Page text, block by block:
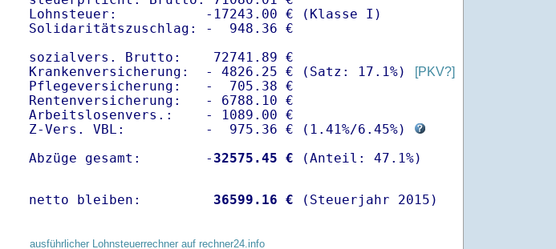
Lohnsteuer:           -17243.00 € (Klasse I)
Solidaritätszuschlag: -  948.36 €
sozialvers. Brutto:    72741.89 €
Krankenversicherung:  - 4826.25 € (Satz: 17.1%)
[PKV?]
Pflegeversicherung:   -  705.38 €
Rentenversicherung:   - 6788.10 €
Arbeitslosenvers.:    - 1089.00 €
Z-Vers. VBL:          -  975.36 € ( 1.41%/6.45%)
Abzüge gesamt:        - 32575.45 €
netto bleiben: 36599.16 € (Steuerjahr 2015)
ausführlicher Lohnsteuerrechner auf rechner24.info